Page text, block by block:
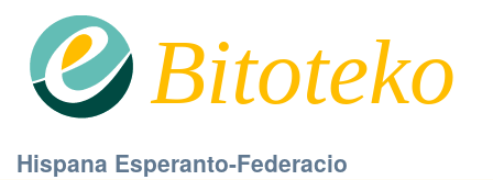
Bitoteko
Hispana Esperanto-Federacio